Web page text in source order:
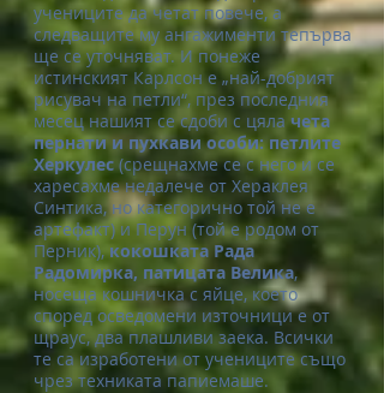
учениците да четат повече, а
следващите му ангажименти тепърва
ще се уточняват. И понеже
истинският Карлсон е „най-добрият
рисувач на петли“, през последния
месец нашият се сдоби с цяла чета
пернати и пухкави особи: петлите
Херкулес (срещнахме се с него и се
харесахме недалече от Хераклея
Синтика, но категорично той не е
артефакт) и Перун (той е родом от
Перник), кокошката Рада
Радомирка, патицата Велика,
носеща кошничка с яйце, което
според осведомени източници е от
щраус, два плашливи заека. Всички
те са изработени от учениците също
чрез техниката папиемаше.